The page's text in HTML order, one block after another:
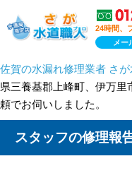
24時間、
メー
佐賀の水漏れ修理業者 さが
県三養基郡上峰町、伊万
頼でお伺いしました。
スタッフの修理報